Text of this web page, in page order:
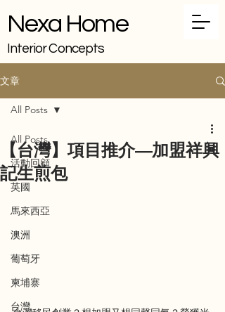
Nexa Home
Interior Concepts
文章
All Posts
活動回顧
英國
馬來西亞
澳洲
葡萄牙
柬埔寨
台灣
All Posts
【台灣】項目推介—加盟祥興
記生煎包